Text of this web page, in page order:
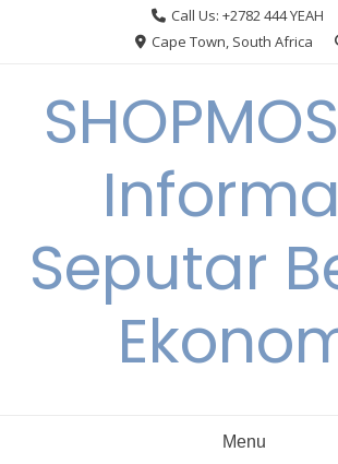
Call Us: +2782 444 YEAH
Cape Town, South Africa
Seputar
Menu